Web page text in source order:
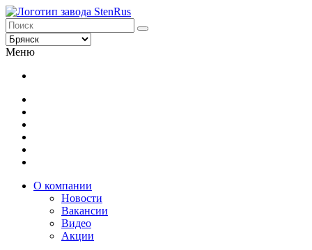
Меню
О компании
Новости
Вакансии
Видео
Акции